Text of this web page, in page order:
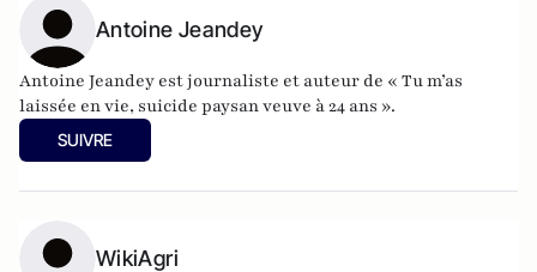
Antoine Jeandey
Antoine Jeandey est journaliste et auteur de « Tu m’as
laissée en vie, suicide paysan veuve à 24 ans ».
SUIVRE
WikiAgri